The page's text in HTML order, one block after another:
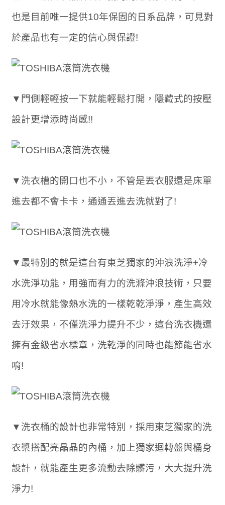
也是目前唯一提供10年保固的日系品牌，可見對
於產品也有一定的信心與保證!
▼門側輕輕按一下就能輕鬆打開，隱藏式的按壓
設計更增添時尚感!!
▼洗衣槽的開口也不小，不管是丟衣服還是床單
進去都不會卡卡，通通丟進去洗就對了!
▼最特別的就是這台有東芝獨家的沖浪洗淨+冷
水洗淨功能，用強而有力的洗滌沖浪技術，只要
用冷水就能像熱水洗的一樣乾乾淨淨，產生高效
去汙效果，不僅洗淨力提升不少，這台洗衣機還
擁有金級省水標章，洗乾淨的同時也能節能省水
唷!
▼洗衣桶的設計也非常特別，採用東芝獨家的洗
衣槳搭配亮晶晶的內桶，加上獨家迴轉盤與桶身
設計，就能產生更多流動去除髒污，大大提升洗
淨力!